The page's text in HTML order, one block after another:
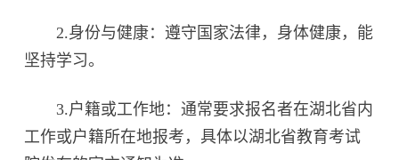
2.身份与健康：遵守国家法律，身体健康，能
坚持学习。
3.户籍或工作地：通常要求报名者在湖北省内
工作或户籍所在地报考，具体以湖北省教育考试